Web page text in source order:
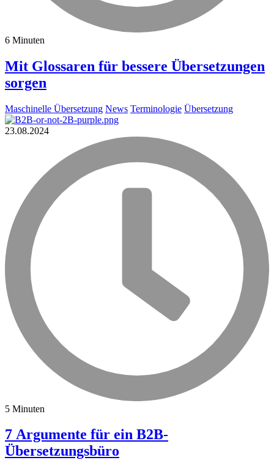
6 Minuten
Mit Glossaren für bessere Übersetzungen
sorgen
Maschinelle Übersetzung News Terminologie Übersetzung
23.08.2024
5 Minuten
7 Argumente für ein B2B-
Übersetzungsbüro